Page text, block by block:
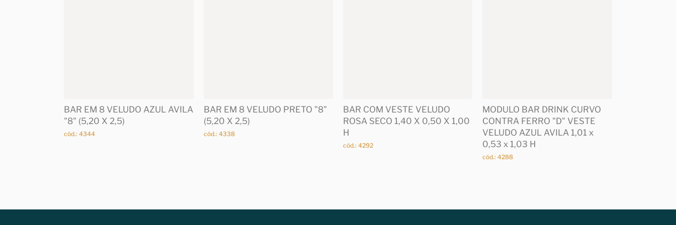
BAR EM 8 VELUDO AZUL AVILA
"8" (5,20 X 2,5)
cód.: 4344
BAR EM 8 VELUDO PRETO "8"
(5,20 X 2,5)
cód.: 4338
BAR COM VESTE VELUDO
ROSA SECO 1,40 X 0,50 X 1,00
H
cód.: 4292
MODULO BAR DRINK CURVO
CONTRA FERRO "D" VESTE
VELUDO AZUL AVILA 1,01 x
0,53 x 1,03 H
cód.: 4288